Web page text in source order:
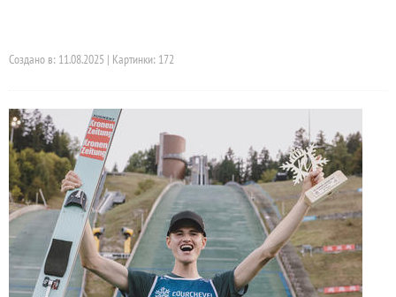
Создано в: 11.08.2025 | Картинки: 172